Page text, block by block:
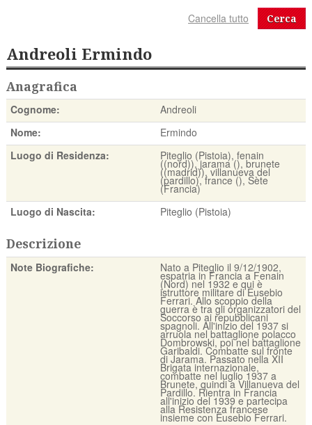
Cerca
Andreoli Ermindo
Anagrafica
Cognome:
Andreoli
Nome:
Ermindo
Luogo di Residenza:
Piteglio (Pistoia), fenain
((nord)), jarama (), brunete
((madrid)), villanueva del
(pardillo), france (), Sète
(Francia)
Luogo di Nascita:
Piteglio (Pistoia)
Descrizione
Note Biografiche: Nato a Piteglio il 9/12/1902,
espatria in Francia a Fenain
(Nord) nel 1932 e qui è
istruttore militare di Eusebio
Ferrari. Allo scoppio della
guerra è tra gli organizzatori del
Soccorso ai repubblicani
spagnoli. All'inizio del 1937 si
arruola nel battaglione polacco
Dombrowski, poi nel battaglione
Garibaldi. Combatte sul fronte
di Jarama. Passato nella XII
Brigata internazionale,
combatte nel luglio 1937 a
Brunete, quindi a Villanueva del
Pardillo. Rientra in Francia
all'inizio del 1939 e partecipa
alla Resistenza francese
insieme con Eusebio Ferrari.